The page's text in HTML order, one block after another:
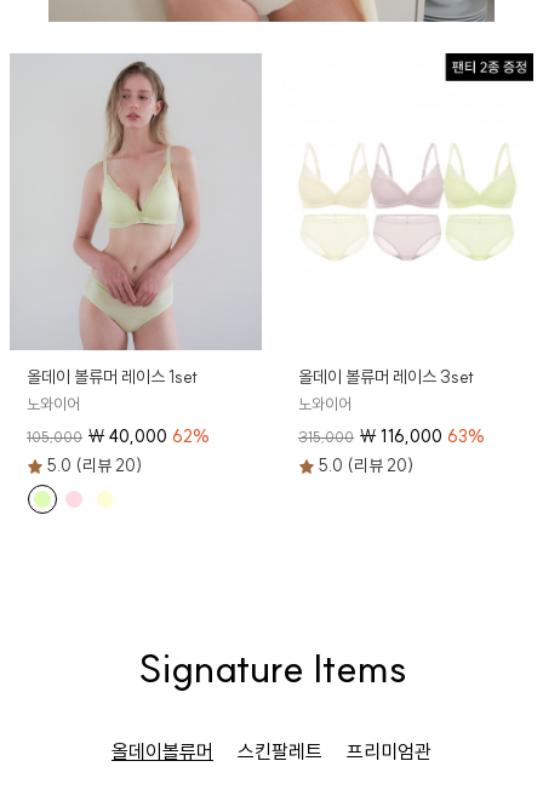
올데이 볼류머 레이스 1set
노와이어
105,000 ₩40,000 62%
5.0 (리뷰 20)
올데이 볼류머 레이스 3set
노와이어
315,000 ₩116,000 63%
5.0 (리뷰 20)
Signature Items
올데이볼류머 스킨팔레트 프리미엄관